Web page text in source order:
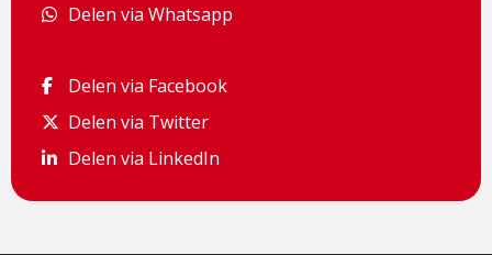
Delen via Whatsapp
Delen via Whatsapp
Delen via Facebook
Delen via Facebook
Delen via Twitter
Delen via Twitter
Delen via LinkedIn
Delen via LinkedIn